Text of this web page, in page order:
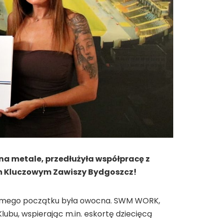
metale, przedłużyła współpracę z
Zawiszy Bydgoszcz!
początku była owocna. SWM WORK,
wspierając m.in. eskortę dziecięcą